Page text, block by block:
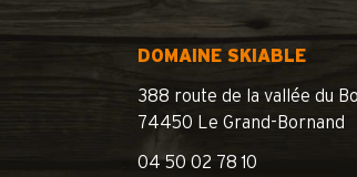
DOMAINE SKIABLE
388 route de la vallée du
74450 Le Grand-Bornand
04 50 02 78 10